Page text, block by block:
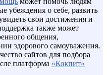
убеждения о себе, развить
свои достижения и
также может
общения,
здорового самоуважения.
сайтов для подбора
платформа «Кокпит»